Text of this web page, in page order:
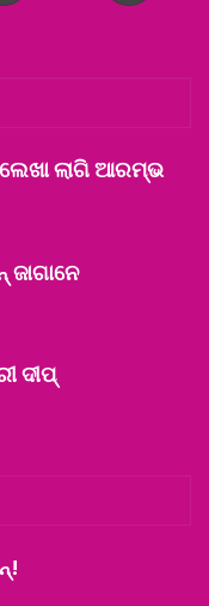
ଲାଗି ଆରମ୍ଭ
ଦୀପ୍‌